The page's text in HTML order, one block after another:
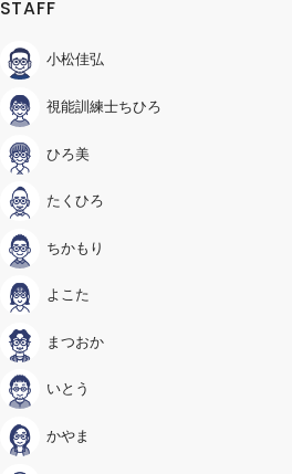
STAFF
小松佳弘
視能訓練士ちひろ
ひろ美
たくひろ
ちかもり
よこた
まつおか
いとう
かやま